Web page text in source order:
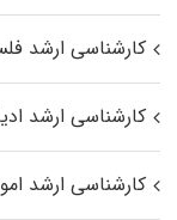
کارشناسی ارشد
کارشناسی ارشد
کارشناسی ارشد